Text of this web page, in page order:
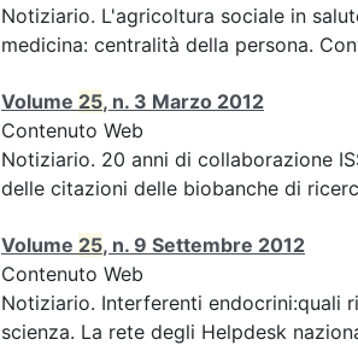
Notiziario. L'agricoltura sociale in
medicina: centralità della persona.
Volume 25, n. 3 Marzo 2012
Contenuto Web
Notiziario. 20 anni di collaborazione
delle citazioni delle biobanche di
Volume 25, n. 9 Settembre 2012
Contenuto Web
Notiziario. Interferenti endocrini:quali
scienza. La rete degli Helpdesk